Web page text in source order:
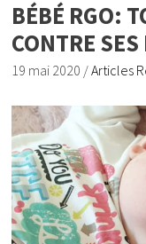
BÉBÉ RGO:
CONTRE
19 mai 2020 /Articles